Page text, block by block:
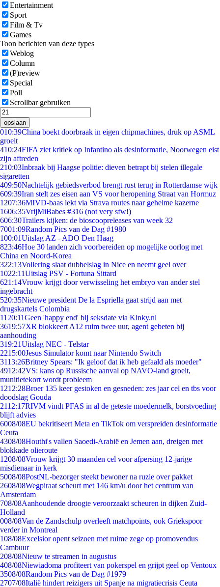
Entertainment
Sport
Film & Tv
Games
Toon berichten van deze types
Weblog
Column
(P)review
Special
Poll
Scrollbar gebruiken
opslaan
010:39China boekt doorbraak in eigen chipmachines, druk op ASML
groeit
410:24FIFA ziet kritiek op Infantino als desinformatie, Noorwegen eist
zijn aftreden
210:03Inbraak bij Haagse politie: dieven betrapt bij stelen illegale
sigaretten
409:50Nachtelijk gebiedsverbod brengt rust terug in Rotterdamse wijk
609:39Iran stelt zes eisen aan VS voor heropening Straat van Hormuz
1207:36MIVD-baas lekt via Strava routes naar geheime kazerne
1606:35VrijMiBabes #316 (not very sfw!)
606:30Trailers kijken: de bioscoopreleases van week 32
7001:09Random Pics van de Dag #1980
100:01Uitslag AZ - ADO Den Haag
823:46Hoe 30 landen zich voorbereiden op mogelijke oorlog met
China en Noord-Korea
322:13Vollering slaat dubbelslag in Nice en neemt geel over
1022:11Uitslag PSV - Fortuna Sittard
621:14Vrouw krijgt door verwisseling het embryo van ander stel
ingebracht
520:35Nieuwe president De la Espriella gaat strijd aan met
drugskartels Colombia
11 20:11Geen 'happy end' bij seksdate via Kinky.nl
3619:57XR blokkeert A12 ruim twee uur, agent gebeten bij
aanhouding
319:21Uitslag NEC - Telstar
2215:00Jesus Simulator komt naar Nintendo Switch
3113:26Britney Spears: "Ik geloof dat ik heb gefaald als moeder"
4912:42VS: kans op Russische aanval op NAVO-land groeit,
munitietekort wordt probleem
1212:28Broer 135 keer gestoken en gesneden: zes jaar cel en tbs voor
doodslag Gouda
2112:17RIVM vindt PFAS in al de geteste moedermelk, borstvoeding
blijft advies
6008/08EU bekritiseert Meta en TikTok om verspreiden desinformatie
Ceuta
4308/08Houthi's vallen Saoedi-Arabië en Jemen aan, dreigen met
blokkade olieroute
1208/08Vrouw krijgt 30 maanden cel voor afpersing 12-jarige
misdienaar in kerk
5008/08PostNL-bezorger steekt bewoner na ruzie over pakket
2608/08Wegpiraat scheurt met 146 km/u door het centrum van
Amsterdam
708/08Aanhoudende droogte veroorzaakt scheuren in dijken Zuid-
Holland
008/08Van de Zandschulp overleeft matchpoints, ook Griekspoor
verder in Montreal
108/08Excelsior opent seizoen met ruime zege op promovendus
Cambuur
208/08Nieuw te streamen in augustus
408/08Niewiadoma profiteert van pokerspel en grijpt geel op Ventoux
3508/08Random Pics van de Dag #1979
2707/08Italië hindert reizigers uit Spanje na migratiecrisis Ceuta